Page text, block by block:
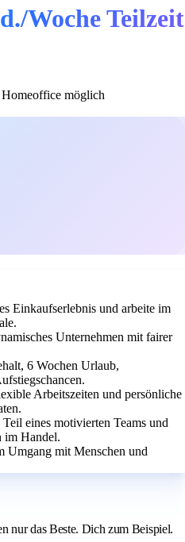
Woche Teilzeit
möglich
Einkaufserlebnis und arbeite im
Unternehmen mit fairer
6 Wochen Urlaub,
Arbeitszeiten und persönliche
Teil eines motivierten Teams und
im Handel.
Umgang mit Menschen und
nur das Beste. Dich zum Beispiel.